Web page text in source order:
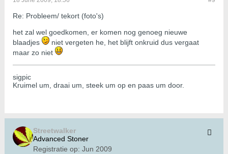
Re: Probleem/ tekort (foto's)
het zal wel goedkomen, er komen nog genoeg nieuwe
blaadjes
niet vergeten he, het blijft onkruid dus vergaat
maar zo niet
sigpic
Kruimel um, draai um, steek um op en paas um door.
Streetwalker
Advanced Stoner
Registratie op: Jun 2009